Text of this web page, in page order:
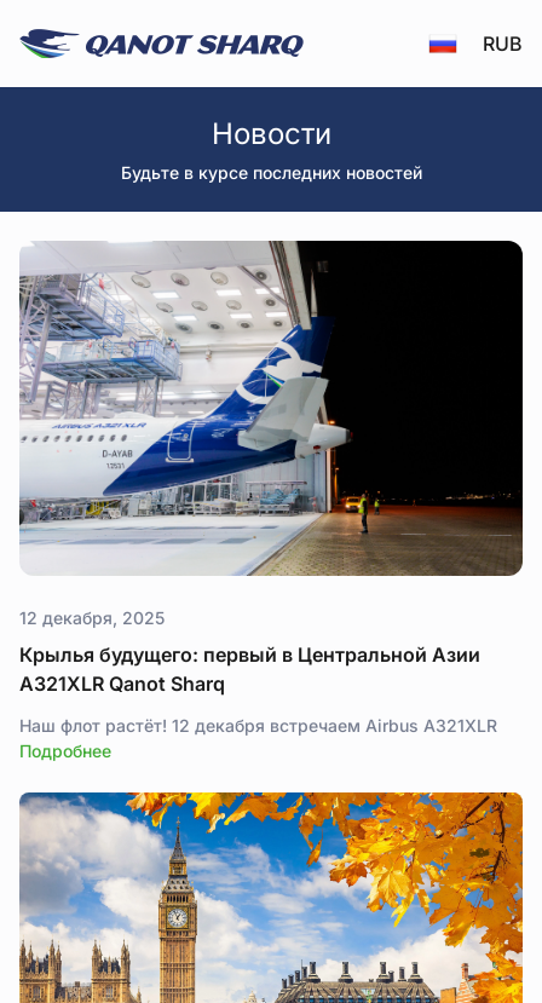
RUB
Новости
Будьте в курсе последних новостей
12 декабря, 2025
Крылья будущего: первый в Центральной Азии
A321XLR Qanot Sharq
Наш флот растёт! 12 декабря встречаем Airbus A321XLR
Подробнее